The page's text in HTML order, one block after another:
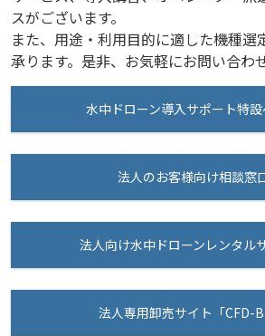
スがございます。
また、用途・利用目的に適した機種選
承ります。是非、お気軽にお問い合わ
水中ドローン導入サポート特
法人のお客様向け相談窓
法人向け水中ドローンレンタル
法人専用卸売サイト「CFD-